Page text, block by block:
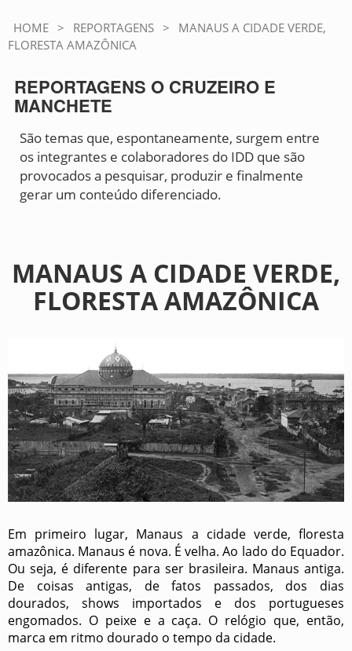
HOME > REPORTAGENS >
MANAUS A CIDADE VERDE,
FLORESTA AMAZÔNICA
REPORTAGENS O CRUZEIRO E
MANCHETE
São temas que, espontaneamente, surgem entre
os integrantes e colaboradores do IDD que são
provocados a pesquisar, produzir e finalmente
gerar um conteúdo diferenciado.
MANAUS A CIDADE VERDE,
FLORESTA AMAZÔNICA
Em primeiro lugar, Manaus a cidade verde, floresta
amazônica. Manaus é nova. É velha. Ao lado do Equador.
Ou seja, é diferente para ser brasileira. Manaus antiga.
De coisas antigas, de fatos passados, dos dias
dourados, shows importados e dos portugueses
engomados. O peixe e a caça. O relógio que, então,
marca em ritmo dourado o tempo da cidade.